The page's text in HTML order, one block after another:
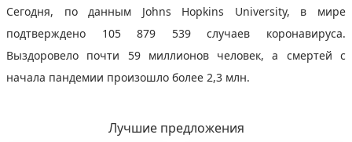
Сегодня, по данным Johns Hopkins University, в мирe
подтверждено 105 879 539 случаев коронавируса.
Выздоровело почти 59 миллионов человек, а смертей с
начала пандемии произошло более 2,3 млн.
Лучшие предложения